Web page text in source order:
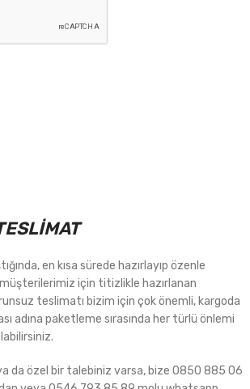
en kısa sürede hazırlayıp özenle
için titizlikle hazırlanan
teslimatı bizim için çok önemli, kargoda
adına paketleme sırasında her türlü önlemi
da özel bir talebiniz varsa, bize 0850 885 06